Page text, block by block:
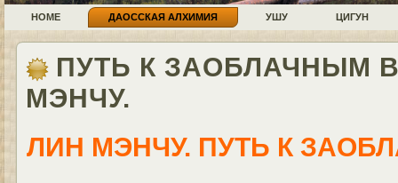
HOME ДАОССКАЯ АЛХИМИЯ УШУ ЦИГУН
ПУТЬ К ЗАОБЛАЧНЫМ
МЭНЧУ.
ЛИН МЭНЧУ. ПУТЬ К